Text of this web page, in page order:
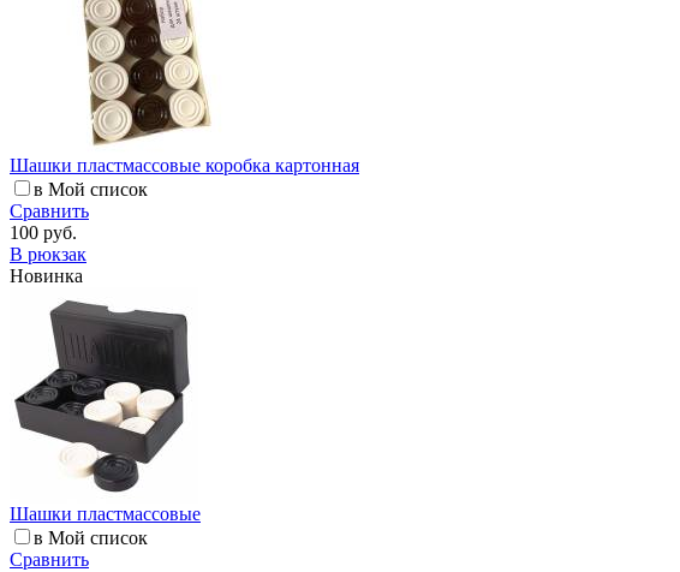
Шашки пластмассовые коробка картонная
в Мой список
Сравнить
100 руб.
В рюкзак
Новинка
Шашки пластмассовые
в Мой список
Сравнить